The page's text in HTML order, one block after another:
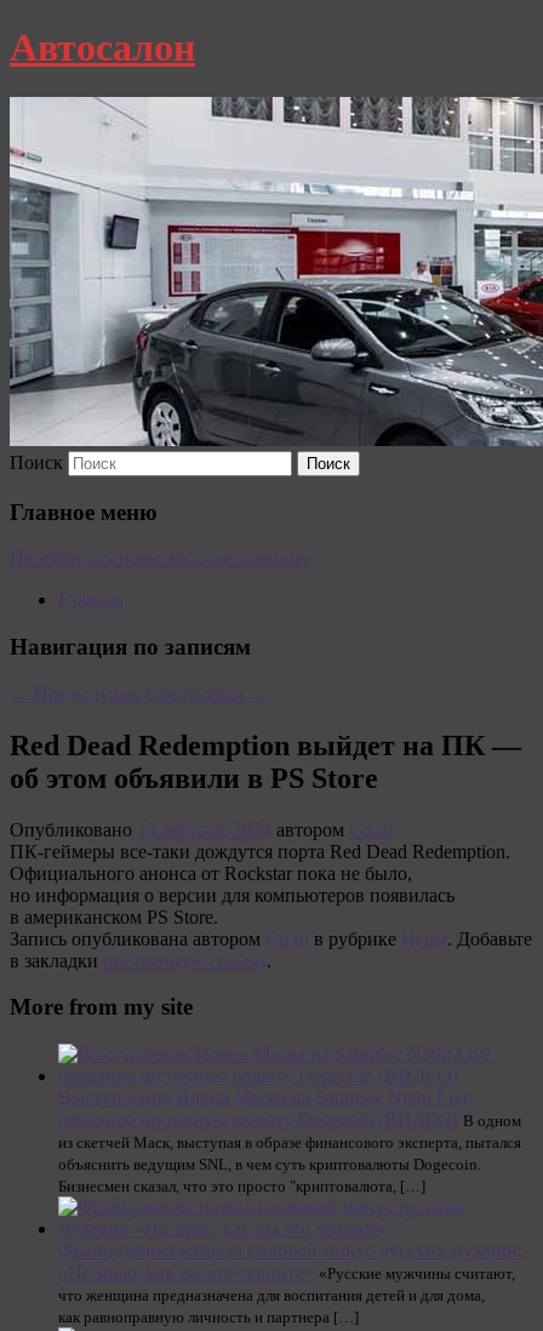
Автосалон
Поиск
Главное меню
Перейти к основному содержимому
Главная
Навигация по записям
← Предыдущая Следующая →
Red Dead Redemption выйдет на ПК —
об этом объявили в PS Store
Опубликовано 13 августа, 2024 автором Cq.ru
ПК-геймеры все-таки дождутся порта Red Dead Redemption.
Официального анонса от Rockstar пока не было,
но информация о версии для компьютеров появилась
в американском PS Store.
Запись опубликована автором Cq.ru в рубрике Игры. Добавьте
в закладки постоянную ссылку.
More from my site
Выступление Илона Маска на Saturday Night Live
обвалило шуточную валюту Dogecoin (ВИДЕО) В одном
из скетчей Маск, выступая в образе финансового эксперта, пытался
объяснить ведущим SNL, в чем суть криптовалюты Dogecoin.
Бизнесмен сказал, что это просто "криптовалюта, […]
Француженка назвала главный минус русских мужчин:
«Не знаю, как вы это терпите» «Русские мужчины считают,
что женщина предназначена для воспитания детей и для дома,
как равноправную личность и партнера […]